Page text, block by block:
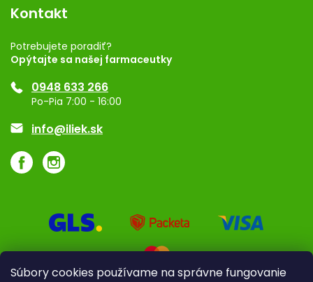
Súbory cookies používame na správne fungovanie
Rozhodnutie na prevádzku
Registrácia
Ponuka pre firmy
Značky
Kontakt
Potrebujete poradiť?
Opýtajte sa našej farmaceutky
0948 633 266
Po-Pia 7:00 - 16:00
info@iliek.sk